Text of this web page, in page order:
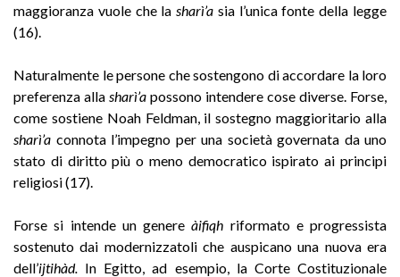
maggioranza vuole che la sharì’a sia l’unica fonte della legge
(16).
Naturalmente le persone che sostengono di accordare la loro
preferenza alla sharì’a possono intendere cose diverse. Forse,
come sostiene Noah Feldman, il sostegno maggioritario alla
sharì’a connota l’impegno per una società governata da uno
stato di diritto più o meno democratico ispirato ai principi
religiosi (17).
Forse si intende un genereàifiqh riformato e progressista
sostenuto dai modernizzatoli che auspicano una nuova era
dell’ijtihàd. In Egitto, ad esempio, la Corte Costituzionale